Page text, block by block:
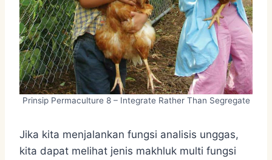
Prinsip Permaculture 8 – Integrate Rather Than Segregate
Jika kita menjalankan fungsi analisis unggas,
kita dapat melihat jenis makhluk multi fungsi